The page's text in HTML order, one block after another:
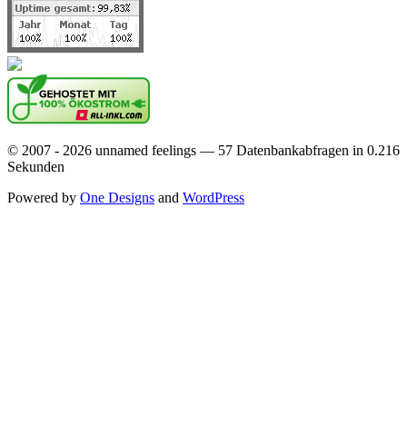
© 2007 - 2026 unnamed feelings — 57 Datenbankabfragen in 0.216
Sekunden
Powered by One Designs and WordPress